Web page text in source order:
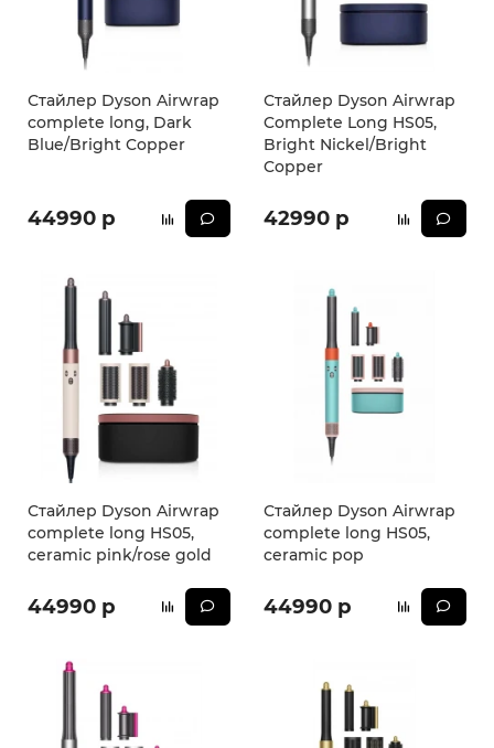
iPhone 16e
Все категории (12)
iPad Pro 13 M4 (2024)
Все категории (9)
Mac Studio
AppleTV
Galaxy Z Flip 7
Все категории (17)
Стайлер Dyson Airwrap
complete long, Dark
Blue/Bright Copper
44990 р
Стайлер Dyson Airwrap
Complete Long HS05,
Bright Nickel/Bright
Copper
42990 р
Стайлер Dyson Airwrap
complete long HS05,
ceramic pink/rose gold
44990 р
Стайлер Dyson Airwrap
complete long HS05,
ceramic pop
44990 р